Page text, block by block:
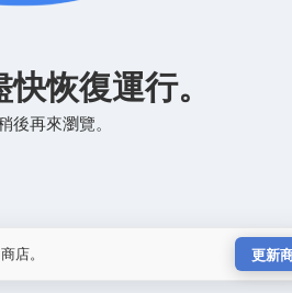
恢復運行。
後再來瀏覽。
店。 更新